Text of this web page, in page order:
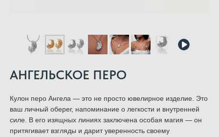
АНГЕЛЬСКОЕ ПЕРО
Кулон перо Ангела — это не просто ювелирное изделие. Это
ваш личный оберег, напоминание о легкости и внутренней
силе. В его изящных линиях заключена особая магия — он
притягивает взгляды и дарит уверенность своему